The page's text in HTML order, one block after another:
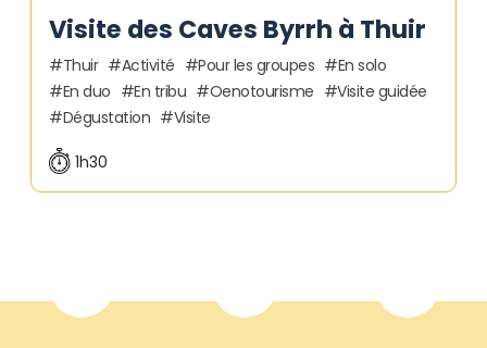
Visite des Caves Byrrh à Thuir
Thuir Activité Pour les groupes
En solo
En duo
En tribu Oenotourisme
Visite guidée
Dégustation
Visite
1h30